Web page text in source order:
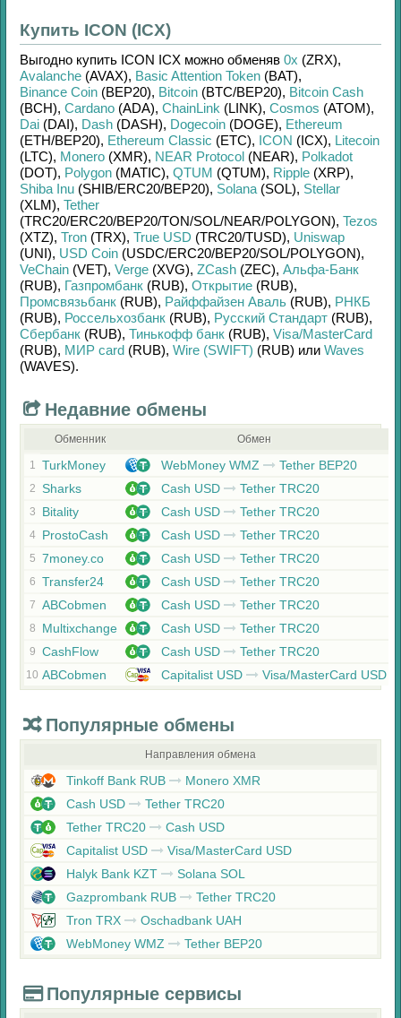
Купить ICON (ICX)
Выгодно купить ICON ICX можно обменяв 0x (ZRX),
Avalanche (AVAX), Basic Attention Token (BAT),
Binance Coin (BEP20), Bitcoin (BTC/BEP20), Bitcoin Cash
(BCH), Cardano (ADA), ChainLink (LINK), Cosmos (ATOM),
Dai (DAI), Dash (DASH), Dogecoin (DOGE), Ethereum
(ETH/BEP20), Ethereum Classic (ETC), ICON (ICX), Litecoin
(LTC), Monero (XMR), NEAR Protocol (NEAR), Polkadot
(DOT), Polygon (MATIC), QTUM (QTUM), Ripple (XRP),
Shiba Inu (SHIB/ERC20/BEP20), Solana (SOL), Stellar
(XLM), Tether
(TRC20/ERC20/BEP20/TON/SOL/NEAR/POLYGON), Tezos
(XTZ), Tron (TRX), True USD (TRC20/TUSD), Uniswap
(UNI), USD Coin (USDC/ERC20/BEP20/SOL/POLYGON),
VeChain (VET), Verge (XVG), ZCash (ZEC), Альфа-Банк
(RUB), Газпромбанк (RUB), Открытие (RUB),
Промсвязьбанк (RUB), Райффайзен Аваль (RUB), РНКБ
(RUB), Россельхозбанк (RUB), Русский Стандарт (RUB),
Сбербанк (RUB), Тинькофф банк (RUB), Visa/MasterCard
(RUB), МИР card (RUB), Wire (SWIFT) (RUB) или Waves
(WAVES).
Недавние обмены
Обменник Обмен
1 TurkMoney WebMoney WMZ Tether BEP20
2 Sharks Cash USD Tether TRC20
3 Bitality Cash USD Tether TRC20
4 ProstoCash Cash USD Tether TRC20
5 7money.co Cash USD Tether TRC20
6 Transfer24 Cash USD Tether TRC20
7 ABCobmen Cash USD Tether TRC20
8 Multixchange Cash USD Tether TRC20
9 CashFlow Cash USD Tether TRC20
10 ABCobmen Capitalist USD Visa/MasterCard USD
Популярные обмены
Направления обмена
Tinkoff Bank RUB
Monero XMR
Cash USD
Tether TRC20
Tether TRC20
Cash USD
Capitalist USD
Visa/MasterCard USD
Halyk Bank KZT
Solana SOL
Gazprombank RUB
Tether TRC20
Tron TRX
Oschadbank UAH
WebMoney WMZ
Tether BEP20
Популярные сервисы